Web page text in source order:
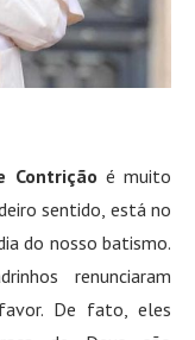
Contrição é muito
sentido, está no
do nosso batismo.
renunciaram
De fato, eles